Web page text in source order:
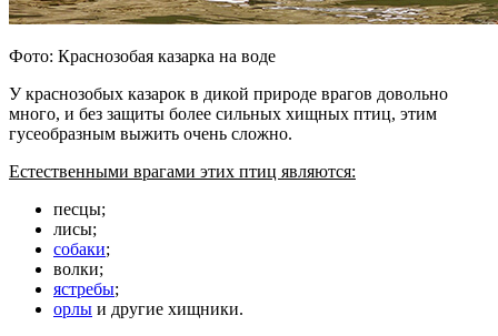
Фото: Краснозобая казарка на воде
У краснозобых казарок в дикой природе врагов довольно
много, и без защиты более сильных хищных птиц, этим
гусеобразным выжить очень сложно.
Естественными врагами этих птиц являются:
песцы;
лисы;
собаки;
волки;
ястребы;
орлы и другие хищники.